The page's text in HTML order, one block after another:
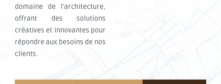
domaine de l’architecture,
offrant des solutions
créatives et innovantes pour
répondre aux besoins de nos
clients.